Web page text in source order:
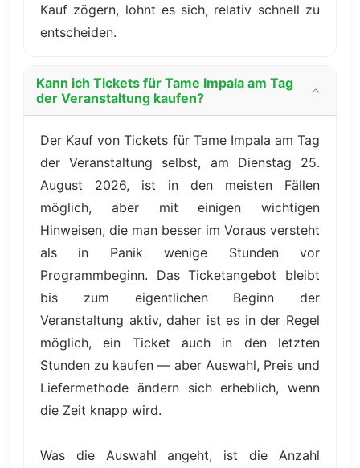
Kauf zögern, lohnt es sich, relativ schnell zu
entscheiden.
Kann ich Tickets für Tame Impala am Tag
der Veranstaltung kaufen?
Der Kauf von Tickets für Tame Impala am Tag
der Veranstaltung selbst, am Dienstag 25.
August 2026, ist in den meisten Fällen
möglich, aber mit einigen wichtigen
Hinweisen, die man besser im Voraus versteht
als in Panik wenige Stunden vor
Programmbeginn. Das Ticketangebot bleibt
bis zum eigentlichen Beginn der
Veranstaltung aktiv, daher ist es in der Regel
möglich, ein Ticket auch in den letzten
Stunden zu kaufen — aber Auswahl, Preis und
Liefermethode ändern sich erheblich, wenn
die Zeit knapp wird.
Was die Auswahl angeht, ist die Anzahl